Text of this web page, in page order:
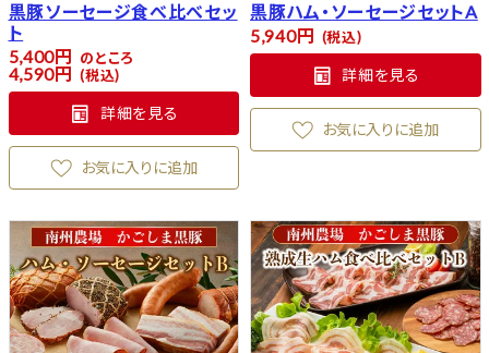
黒豚ソーセージ食べ比べセッ
ト
5,400 のところ
4,590 税込
詳細を見る
お気に入りに追加
黒豚ハム・ソーセージセットA
5,940 税込
詳細を見る
お気に入りに追加